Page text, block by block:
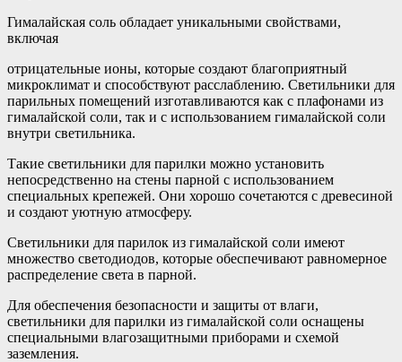
Гималайская соль обладает уникальными свойствами,
включая
отрицательные ионы, которые создают благоприятный
микроклимат и способствуют расслаблению. Светильники для
парильных помещений изготавливаются как с плафонами из
гималайской соли, так и с использованием гималайской соли
внутри светильника.
Такие светильники для парилки можно установить
непосредственно на стены парной с использованием
специальных крепежей. Они хорошо сочетаются с древесиной
и создают уютную атмосферу.
Светильники для парилок из гималайской соли имеют
множество светодиодов, которые обеспечивают равномерное
распределение света в парной.
Для обеспечения безопасности и защиты от влаги,
светильники для парилки из гималайской соли оснащены
специальными влагозащитными приборами и схемой
заземления.